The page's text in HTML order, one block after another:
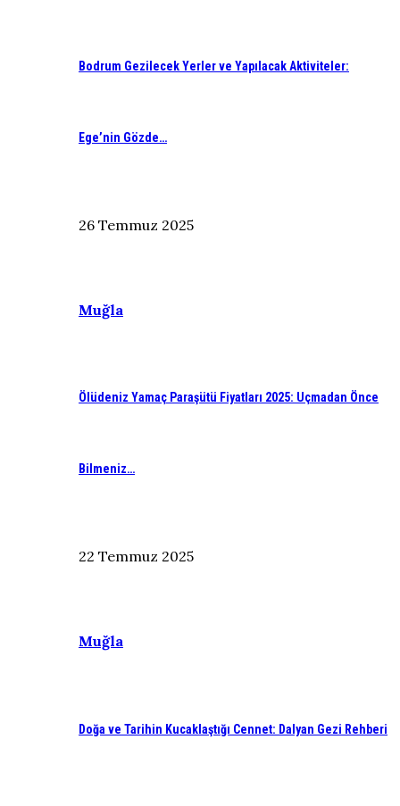
Bodrum Gezilecek Yerler ve Yapılacak Aktiviteler:
Ege’nin Gözde…
26 Temmuz 2025
Muğla
Ölüdeniz Yamaç Paraşütü Fiyatları 2025: Uçmadan Önce
Bilmeniz…
22 Temmuz 2025
Muğla
Doğa ve Tarihin Kucaklaştığı Cennet: Dalyan Gezi Rehberi